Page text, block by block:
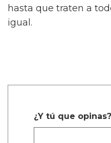
hasta que traten a
igual.
¿Y tú que opinas?